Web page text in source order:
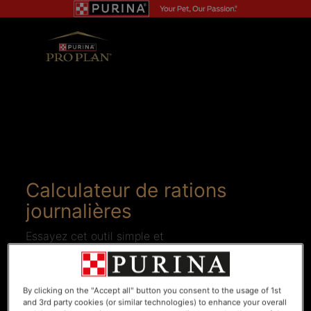
Calculateur de rations
journalières
Essayez cet outil simple et
facile à utiliser pour obtenir une
recommandation sur la ration
votre animal de compagnie.
By clicking on the "Accept all" button you consent to the usage of 1st
and 3rd party cookies (or similar technologies) to enhance your overall